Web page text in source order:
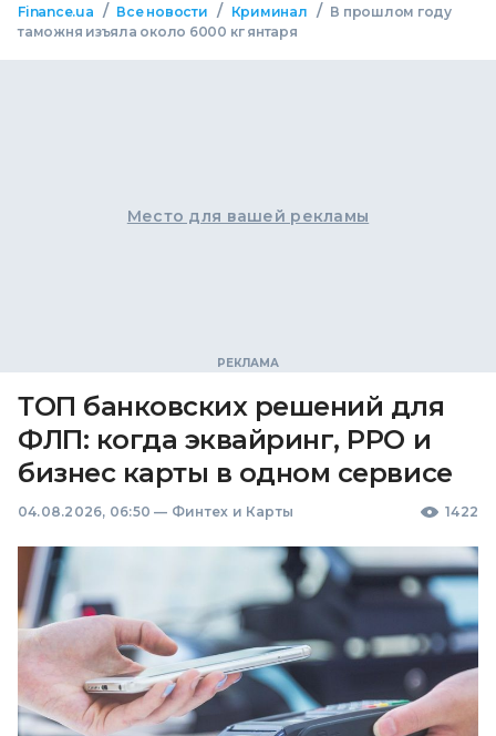
Finance.ua / Все новости / Криминал / В прошлом году
таможня изъяла около 6000 кг янтаря
Место для вашей рекламы
ТОП банковских решений для
ФЛП: когда эквайринг, РРО и
бизнес карты в одном сервисе
04.08.2026, 06:50 — Финтех и Карты 1422